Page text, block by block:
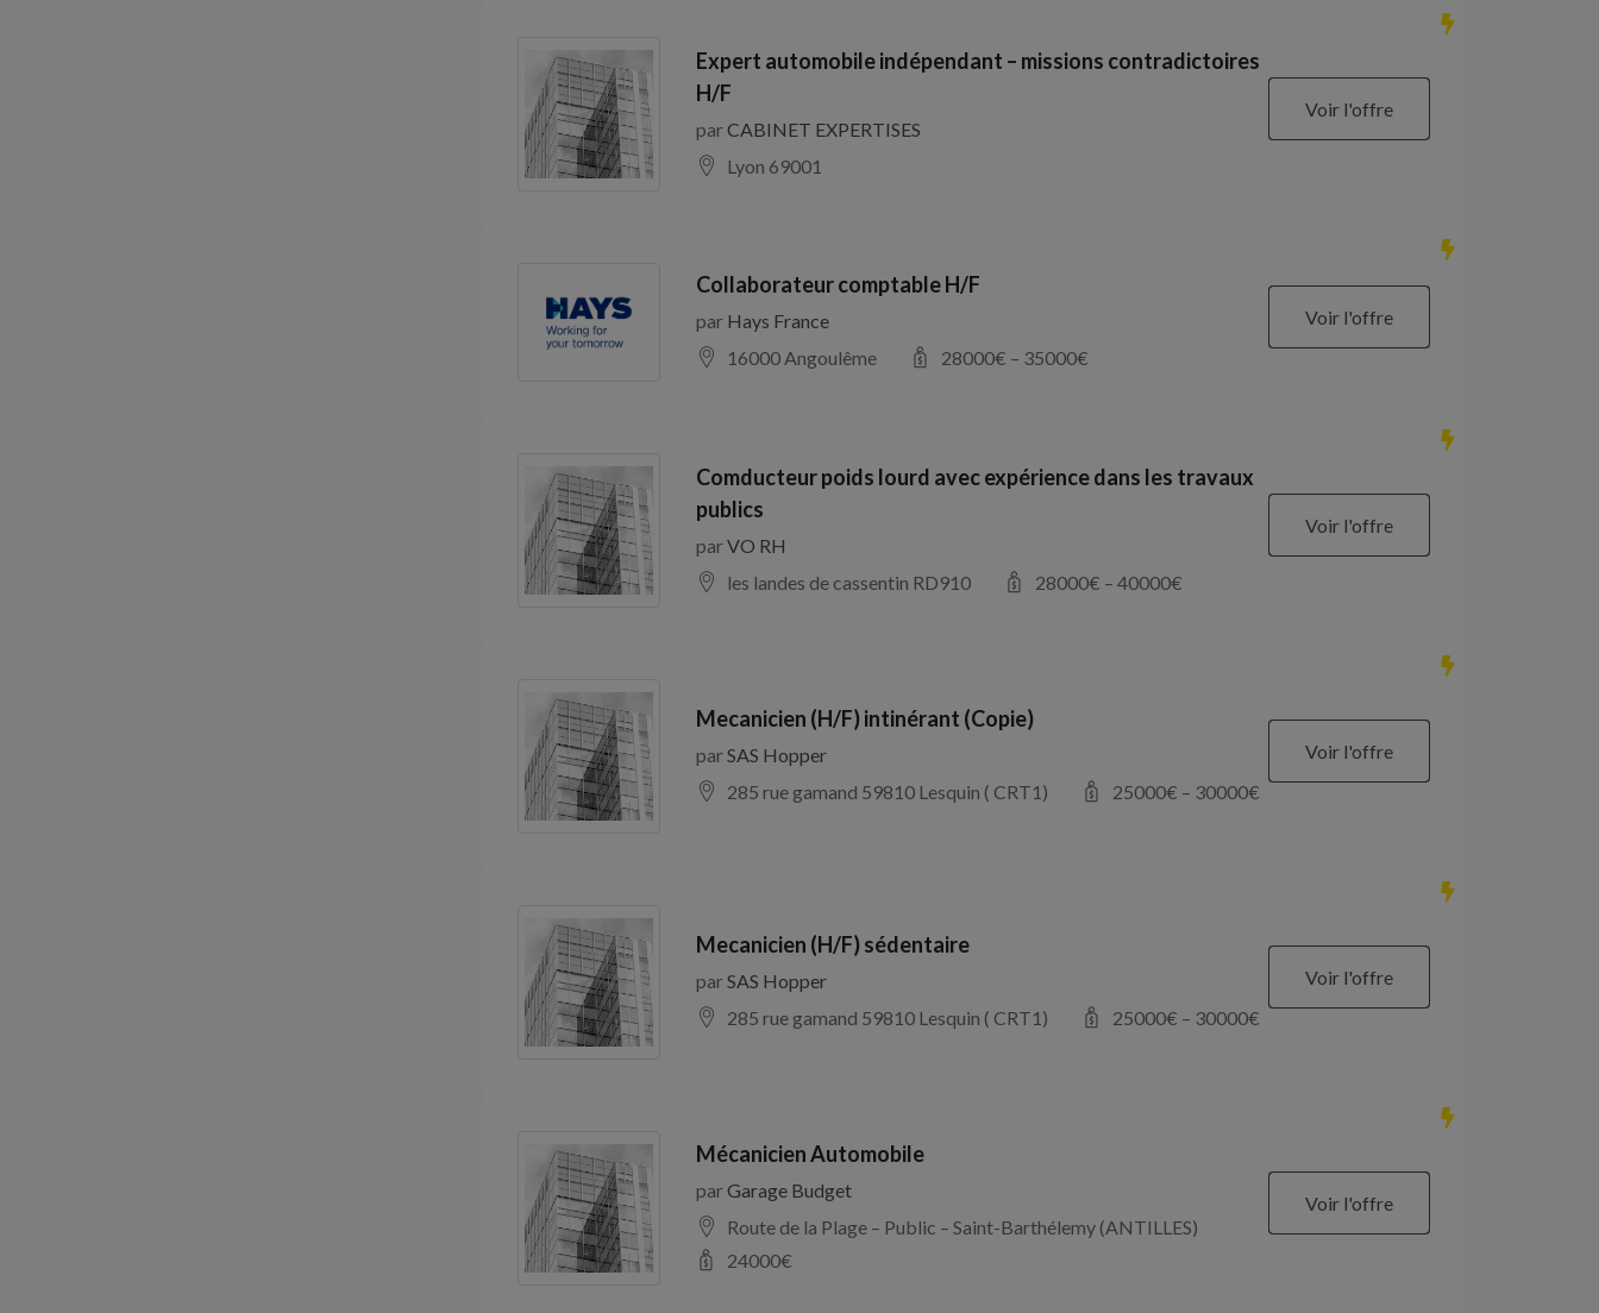
Expert automobile indépendant – missions contradictoires
H/F
parCABINET EXPERTISES
Lyon 69001
Voir l'offre
Collaborateur comptable H/F
par Hays France
16000 Angoulême
28000€ – 35000€
Voir l'offre
Comducteur poids lourd avec expérience dans les travaux
publics
parVO RH
les landes de cassentin RD910
28000€ – 40000€
Voir l'offre
Mecanicien (H/F) intinérant (Copie)
parSAS Hopper
285 rue gamand 59810 Lesquin ( CRT1)
25000€ – 30000€
Voir l'offre
Mecanicien (H/F) sédentaire
parSAS Hopper
285 rue gamand 59810 Lesquin ( CRT1)
25000€ – 30000€
Voir l'offre
Mécanicien Automobile
parGarage Budget
Route de la Plage – Public – Saint-Barthélemy (ANTILLES)
24000€
Voir l'offre